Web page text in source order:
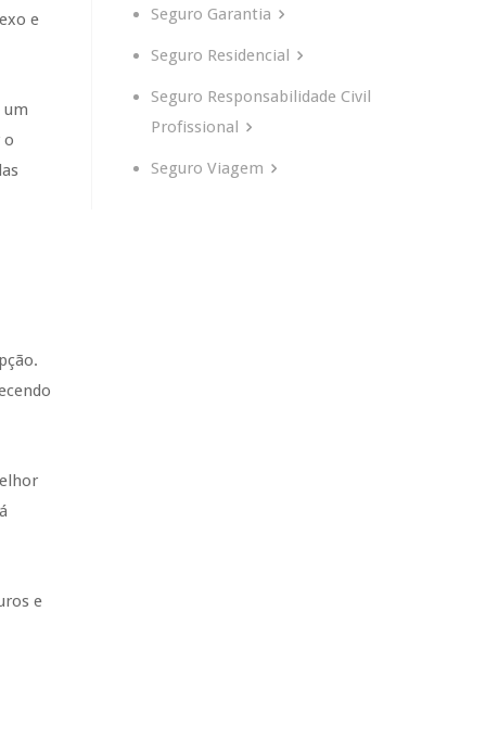
e
um
o
e
Seguro Garantia
Seguro Residencial
Seguro Responsabilidade Civil
Profissional
Seguro Viagem